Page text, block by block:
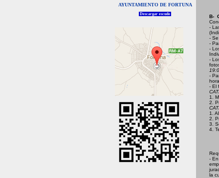
AYUNTAMIENTO DE FORTUNA
Descargar escudo
B-
-
-
-
-
-
-
- El
1.
2.
1.
2.
3.
4.
-
la